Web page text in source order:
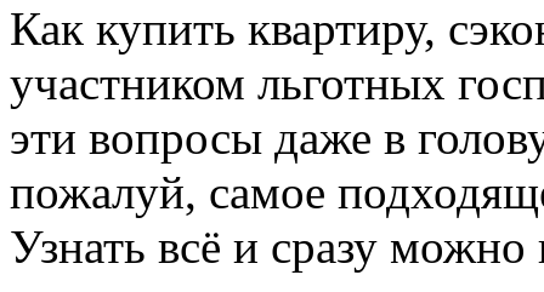
Как купить квартиру,
участником льготных
эти вопросы даже в
пожалуй, самое
Узнать всё и сразу